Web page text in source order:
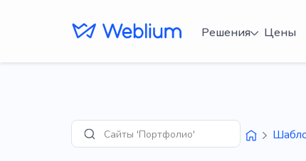
Решения Цены
ПоискСайты 'Портфолио'